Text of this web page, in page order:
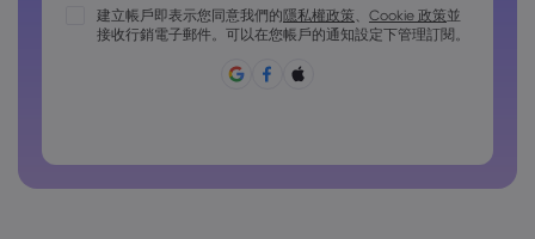
密碼必須包含至少 1 個大寫字元
密碼必須包含至少 1 個小寫字元
密碼必須包含 ~!@#£%^&*()_-+=:;&lt;&gt;{,[]?,.
建立帳戶即表示您同意我們的隱私權政策、 Cookie 政策並
接收行銷電子郵件。可以在您帳戶的通知設定下管理訂閱。